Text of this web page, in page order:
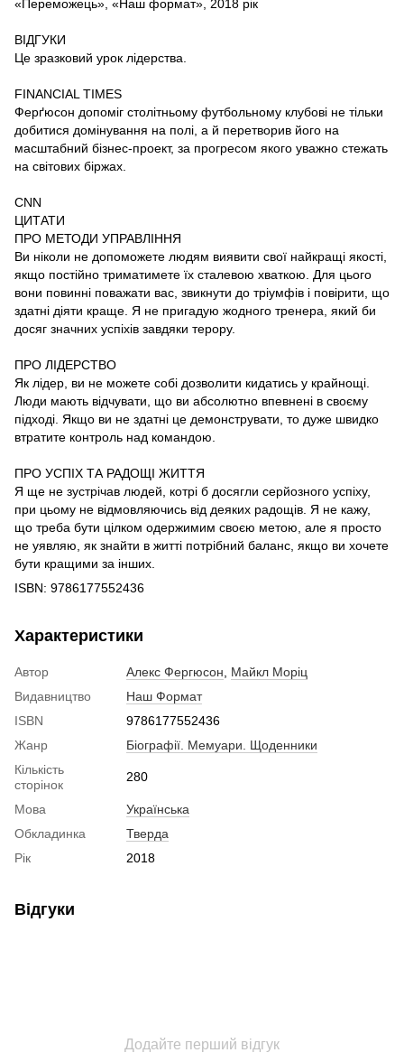
«Переможець», «Наш формат», 2018 рік
ВІДГУКИ
Це зразковий урок лідерства.
FINANCIAL TIMES
Ферґюсон допоміг столітньому футбольному клубові не тільки
добитися домінування на полі, а й перетворив його на
масштабний бізнес-проект, за прогресом якого уважно стежать
на світових біржах.
CNN
ЦИТАТИ
ПРО МЕТОДИ УПРАВЛІННЯ
Ви ніколи не допоможете людям виявити свої найкращі якості,
якщо постійно триматимете їх сталевою хваткою. Для цього
вони повинні поважати вас, звикнути до тріумфів і повірити, що
здатні діяти краще. Я не пригадую жодного тренера, який би
досяг значних успіхів завдяки терору.
ПРО ЛІДЕРСТВО
Як лідер, ви не можете собі дозволити кидатись у крайнощі.
Люди мають відчувати, що ви абсолютно впевнені в своєму
підході. Якщо ви не здатні це демонструвати, то дуже швидко
втратите контроль над командою.
ПРО УСПІХ ТА РАДОЩІ ЖИТТЯ
Я ще не зустрічав людей, котрі б досягли серйозного успіху,
при цьому не відмовляючись від деяких радощів. Я не кажу,
що треба бути цілком одержимим своєю метою, але я просто
не уявляю, як знайти в житті потрібний баланс, якщо ви хочете
бути кращими за інших.
ISBN: 9786177552436
Характеристики
Автор Алекс Фергюсон
Майкл Моріц
Видавництво
Наш Формат
ISBN
9786177552436
Жанр
Біографії. Мемуари. Щоденники
Кількість
сторінок
280
Мова
Українська
Обкладинка
Тверда
Рік
2018
Відгуки
Додайте перший відгук